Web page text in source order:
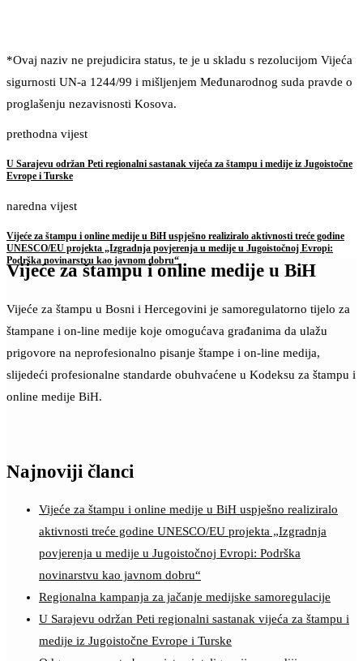
*Ovaj naziv ne prejudicira status, te je u skladu s rezolucijom Vijeća
sigurnosti UN-a 1244/99 i mišljenjem Međunarodnog suda pravde o
proglašenju nezavisnosti Kosova.
prethodna vijest
U Sarajevu održan Peti regionalni sastanak vijeća za štampu i medije iz Jugoistočne
Evrope i Turske
naredna vijest
Vijeće za štampu i online medije u BiH uspješno realiziralo aktivnosti treće godine
UNESCO/EU projekta „Izgradnja povjerenja u medije u Jugoistočnoj Evropi:
Podrška novinarstvu kao javnom dobru“
Vijeće za štampu i online medije u BiH
Vijeće za štampu u Bosni i Hercegovini je samoregulatorno tijelo za
štampane i on-line medije koje omogućava građanima da ulažu
prigovore na neprofesionalno pisanje štampe i on-line medija,
slijedeći profesionalne standarde obuhvaćene u Kodeksu za štampu i
online medije BiH.
Najnoviji članci
Vijeće za štampu i online medije u BiH uspješno realiziralo
aktivnosti treće godine UNESCO/EU projekta „Izgradnja
povjerenja u medije u Jugoistočnoj Evropi: Podrška
novinarstvu kao javnom dobru“
Regionalna kampanja za jačanje medijske samoregulacije
U Sarajevu održan Peti regionalni sastanak vijeća za štampu i
medije iz Jugoistočne Evrope i Turske